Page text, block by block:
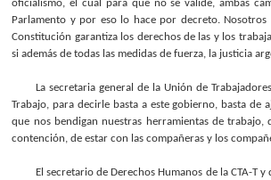
oficialismo, el cual para que no se valide, ambas
Parlamento y por eso lo hace por decreto.
Constitución garantiza los derechos de las y los
si además de todas las medidas de fuerza, la justicia
La secretaria general de la Unión de
Trabajo, para decirle basta a este gobierno, basta de
que nos bendigan nuestras herramientas de
contención, de estar con las compañeras y los
El secretario de Derechos Humanos de la CTA-T